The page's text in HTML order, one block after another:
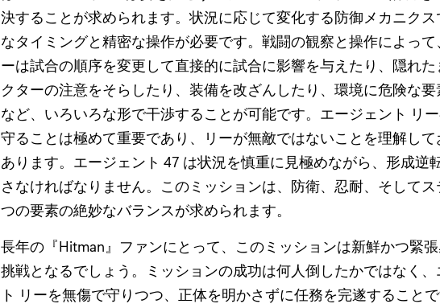
決することが求められます。状況に応じて変化する防御メカニク
なタイミングと精密な操作が必要です。戦闘の観察と操作によっ
ーは試合の順序を変更して直接的に試合に影響を与えたり、隠れた
クターの注意をそらしたり、装備を改ざんしたり、環境に危険な
など、いろいろな形で干渉することが可能です。エージェント リ
守ることは極めて重要であり、リーが無敵ではないことを理解し
あります。エージェント 47 は状況を慎重に見極めながら、形成逆
さなければなりません。このミッションは、防衛、忍耐、そしてス
つの要素の絶妙なバランスが求められます。
長年の『Hitman』ファンにとって、このミッションは新鮮かつ緊
挑戦となるでしょう。ミッションの成功は何人倒したかではなく、
ト リーを無傷で守りつつ、正体を明かさずに任務を完遂すること